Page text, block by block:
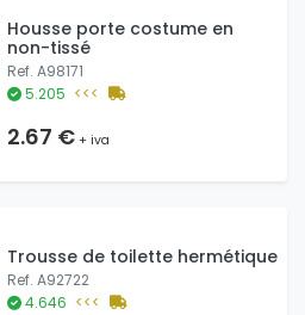
Housse porte costume en
non-tissé
Ref. A98171
5.205 <<<
2.67 €+ iva
Trousse de toilette hermétique
Ref. A92722
4.646 <<<